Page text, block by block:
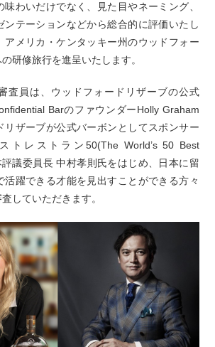
わいだけでなく、見た目やネーミング、
ンテーションなどから総合的に評価いたし
アメリカ・ケンタッキー州のウッドフォー
研修旅行を進呈いたします。
査員は、ウッドフォードリザーブの公式
BarのファウンダーHolly Graham
リザーブが公式バーボンとしてスポンサー
トレストラン50(The World’s 50 Best
議委員長 中村孝則氏をはじめ、日本に留
活躍できる才能を見出すことができる方々
していただきます。